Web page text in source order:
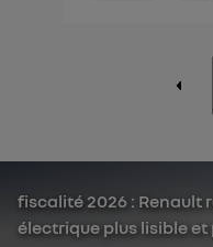
fiscalité 2026 : Renault
électrique plus lisible